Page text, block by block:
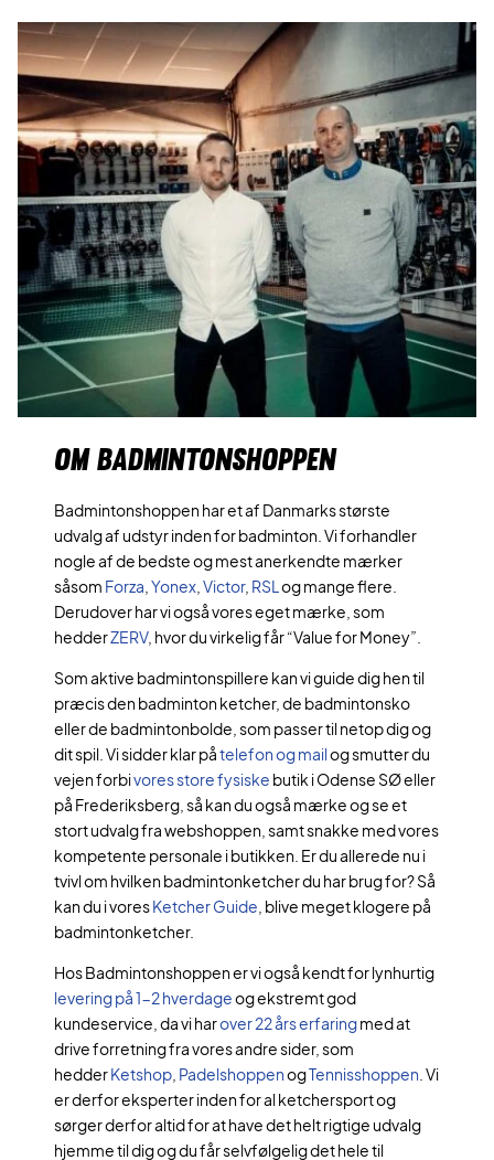
OM BADMINTONSHOPPEN
Badmintonshoppen har et af Danmarks største
udvalg af udstyr inden for badminton. Vi forhandler
nogle af de bedste og mest anerkendte mærker
såsom Forza ,Yonex ,Victor, RSL og mange flere.
Derudover har vi også vores eget mærke, som
hedderZERV, hvor du virkelig får “Value for Money”.
Som aktive badmintonspillere kan vi guide dig hen til
præcis den badminton ketcher, de badmintonsko
eller de badmintonbolde, som passer til netop dig og
dit spil. Vi sidder klar påtelefon og mailog smutter du
vejen forbivores store fysiske butik i Odense SØ eller
på Frederiksberg, så kan du også mærke og se et
stort udvalg fra webshoppen, samt snakke med vores
kompetente personale i butikken. Er du allerede nu i
tvivl om hvilken badmintonketcher du har brug for? Så
kan du i voresKetcher Guide , blive meget klogere på
badmintonketcher.
Hos Badmintonshoppen er vi også kendt for lynhurtig
levering på 1-2 hverdageog ekstremt god
kundeservice, da vi harover 22 års erfaringmed at
drive forretning fra vores andre sider, som
hedderKetshop PadelshoppenogTennisshoppen . Vi
er derfor eksperter inden for al ketchersport og
sørger derfor altid for at have det helt rigtige udvalg
hjemme til dig og du får selvfølgelig det hele til